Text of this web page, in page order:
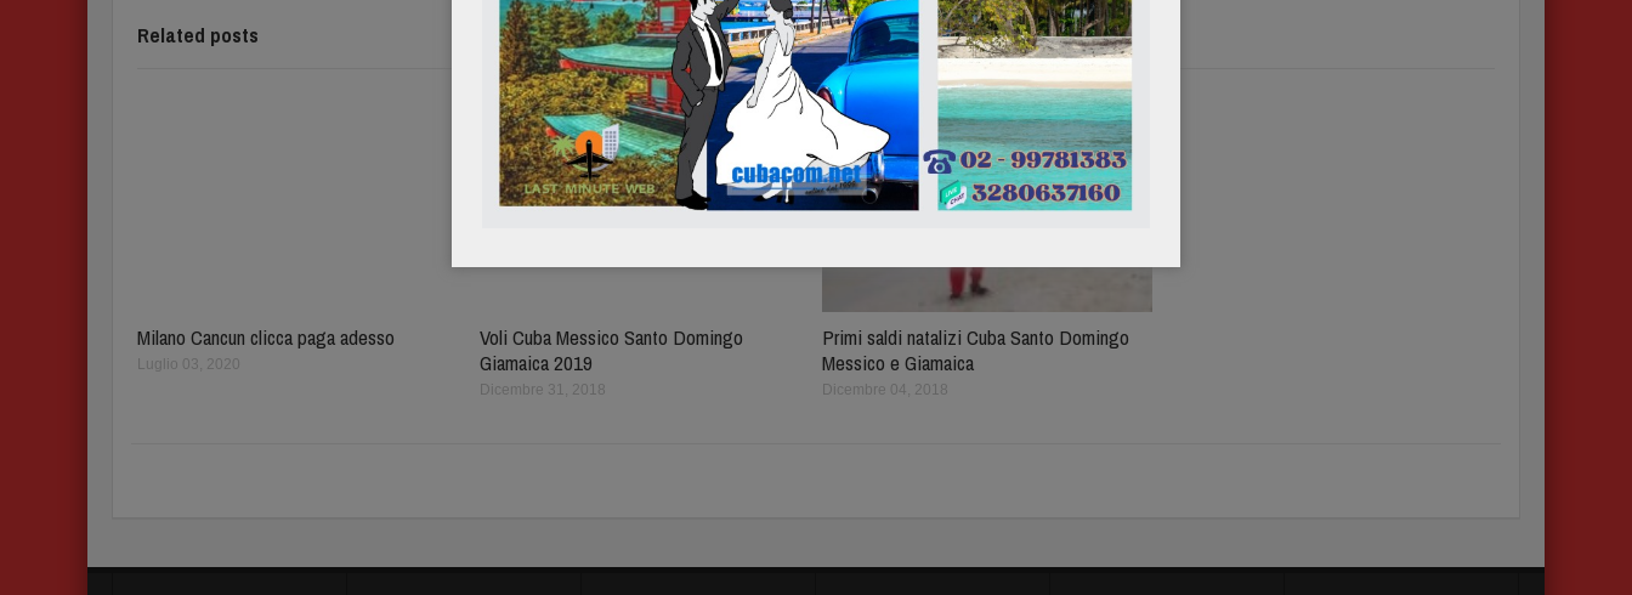
Related posts
Milano Cancun clicca paga adesso
Luglio 03, 2020
Voli Cuba Messico Santo Domingo
Giamaica 2019
Dicembre 31, 2018
Primi saldi natalizi Cuba Santo Domingo
Messico e Giamaica
Dicembre 04, 2018